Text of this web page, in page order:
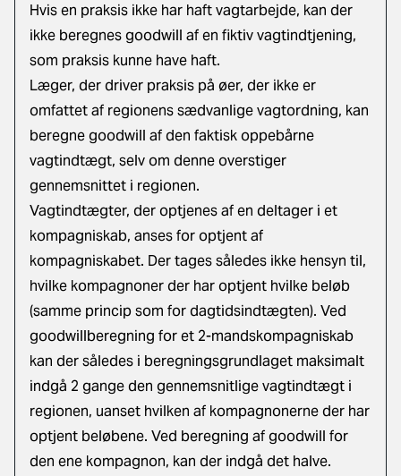
Hvis en praksis ikke har haft vagtarbejde, kan der
ikke beregnes goodwill af en fiktiv vagtindtjening,
som praksis kunne have haft.
Læger, der driver praksis på øer, der ikke er
omfattet af regionens sædvanlige vagtordning, kan
beregne goodwill af den faktisk oppebårne
vagtindtægt, selv om denne overstiger
gennemsnittet i regionen.
Vagtindtægter, der optjenes af en deltager i et
kompagniskab, anses for optjent af
kompagniskabet. Der tages således ikke hensyn til,
hvilke kompagnoner der har optjent hvilke beløb
(samme princip som for dagtidsindtægten). Ved
goodwillberegning for et 2-mandskompagniskab
kan der således i beregningsgrundlaget maksimalt
indgå 2 gange den gennemsnitlige vagtindtægt i
regionen, uanset hvilken af kompagnonerne der har
optjent beløbene. Ved beregning af goodwill for
den ene kompagnon, kan der indgå det halve.